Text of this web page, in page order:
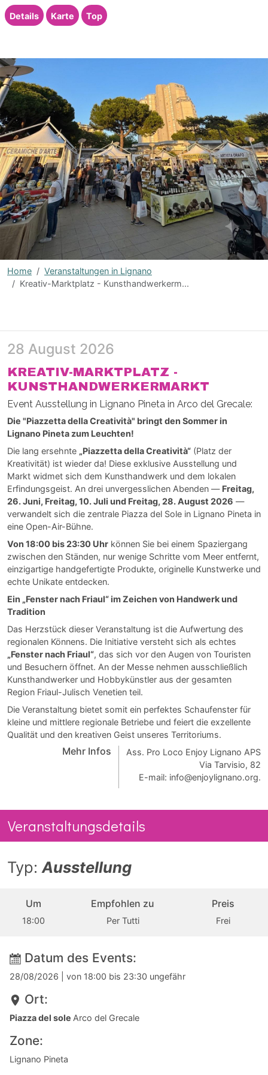
Home
Veranstaltungen in Lignano
Kreativ-Marktplatz - Kunsthandwerkerm...
28 August 2026
KREATIV-MARKTPLATZ -
KUNSTHANDWERKERMARKT
Event Ausstellung in Lignano Pineta in Arco del Grecale:
Die "Piazzetta della Creatività" bringt den Sommer in
Lignano Pineta zum Leuchten!
Die lang ersehnte „Piazzetta della Creatività“ (Platz der
Kreativität) ist wieder da! Diese exklusive Ausstellung und
Markt widmet sich dem Kunsthandwerk und dem lokalen
Erfindungsgeist. An drei unvergesslichen Abenden — Freitag,
26. Juni, Freitag, 10. Juli und Freitag, 28. August 2026 —
verwandelt sich die zentrale Piazza del Sole in Lignano Pineta in
eine Open-Air-Bühne.
Von 18:00 bis 23:30 Uhr können Sie bei einem Spaziergang
zwischen den Ständen, nur wenige Schritte vom Meer entfernt,
einzigartige handgefertigte Produkte, originelle Kunstwerke und
echte Unikate entdecken.
Ein „Fenster nach Friaul“ im Zeichen von Handwerk und
Tradition
Das Herzstück dieser Veranstaltung ist die Aufwertung des
regionalen Könnens. Die Initiative versteht sich als echtes
„Fenster nach Friaul“, das sich vor den Augen von Touristen
und Besuchern öffnet. An der Messe nehmen ausschließlich
Kunsthandwerker und Hobbykünstler aus der gesamten
Region Friaul-Julisch Venetien teil.
Die Veranstaltung bietet somit ein perfektes Schaufenster für
kleine und mittlere regionale Betriebe und feiert die exzellente
Qualität und den kreativen Geist unseres Territoriums.
Mehr Infos
Ass. Pro Loco Enjoy Lignano APS
Via Tarvisio, 82
E-mail: info@enjoylignano.org.
Details Karte Top
Veranstaltungsdetails
Typ:Ausstellung
Um
18:00
Empfohlen zu
Per Tutti
Preis
Frei
Datum des Events:
28/08/2026 | von 18:00 bis 23:30 ungefähr
Ort:
Piazza del sole Arco del Grecale
Zone:
Lignano Pineta